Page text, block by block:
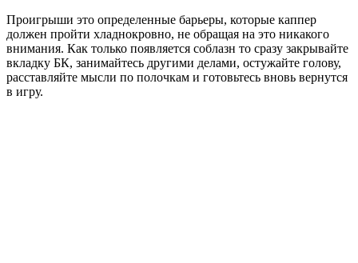
Проигрыши это определенные барьеры, которые каппер
должен пройти хладнокровно, не обращая на это никакого
внимания. Как только появляется соблазн то сразу закрывайте
вкладку БК, занимайтесь другими делами, остужайте голову,
расставляйте мысли по полочкам и готовьтесь вновь вернутся
в игру.